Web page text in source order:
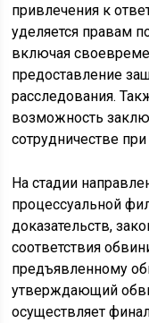
привлечения к
уделяется правам
включая
предоставление
расследования.
возможность
сотрудничестве
На стадии
процессуальной
доказательств,
соответствия
предъявленному
утверждающий
осуществляет